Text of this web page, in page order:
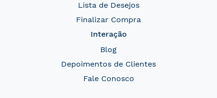
Lista de Desejos
Finalizar Compra
Interação
Blog
Depoimentos de Clientes
Fale Conosco